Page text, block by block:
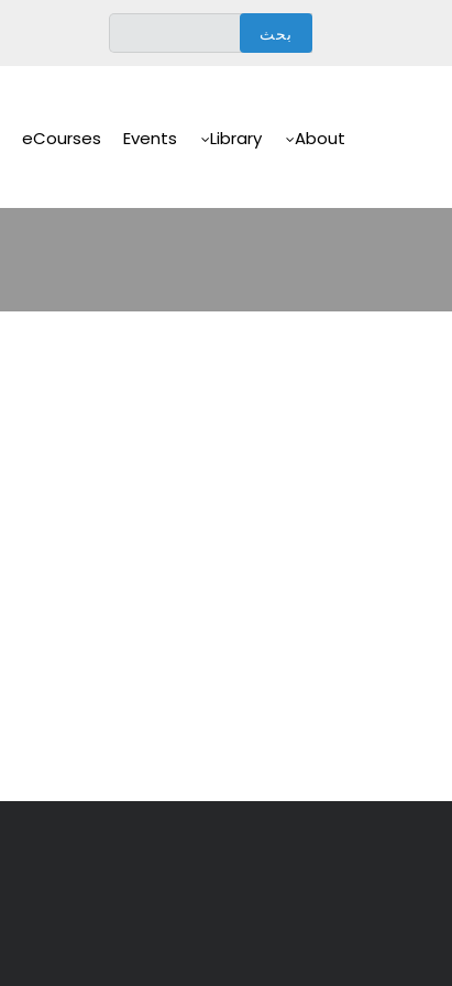
Navigation
About
Library
Events
eCourses